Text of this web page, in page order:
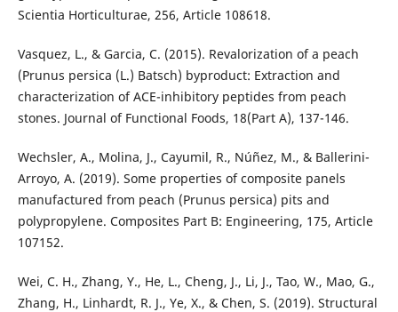
Scientia Horticulturae, 256, Article 108618.
Vasquez, L., & Garcia, C. (2015). Revalorization of a peach
(Prunus persica (L.) Batsch) byproduct: Extraction and
characterization of ACE-inhibitory peptides from peach
stones. Journal of Functional Foods, 18(Part A), 137-146.
Wechsler, A., Molina, J., Cayumil, R., Núñez, M., & Ballerini-
Arroyo, A. (2019). Some properties of composite panels
manufactured from peach (Prunus persica) pits and
polypropylene. Composites Part B: Engineering, 175, Article
107152.
Wei, C. H., Zhang, Y., He, L., Cheng, J., Li, J., Tao, W., Mao, G.,
Zhang, H., Linhardt, R. J., Ye, X., & Chen, S. (2019). Structural